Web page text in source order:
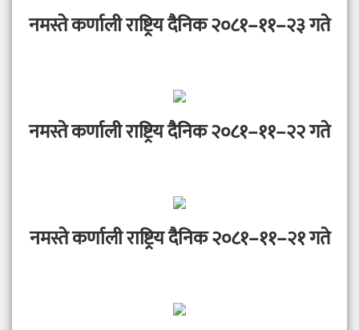
नमस्ते कर्णाली राष्ट्रिय दैनिक २०८१–११–२३ गते
नमस्ते कर्णाली राष्ट्रिय दैनिक २०८१–११–२२ गते
नमस्ते कर्णाली राष्ट्रिय दैनिक २०८१–११–२१ गते